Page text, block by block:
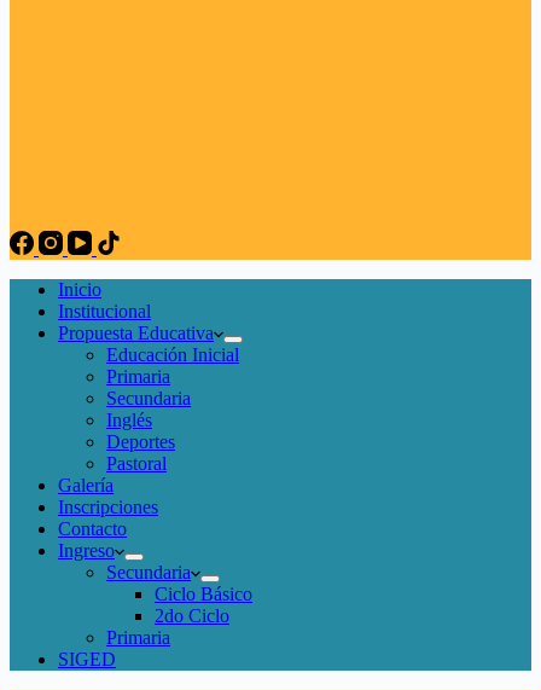
Inicio
Institucional
Propuesta Educativa
Educación Inicial
Primaria
Secundaria
Inglés
Deportes
Pastoral
Galería
Inscripciones
Contacto
Ingreso
Secundaria
Ciclo Básico
2do Ciclo
Primaria
SIGED